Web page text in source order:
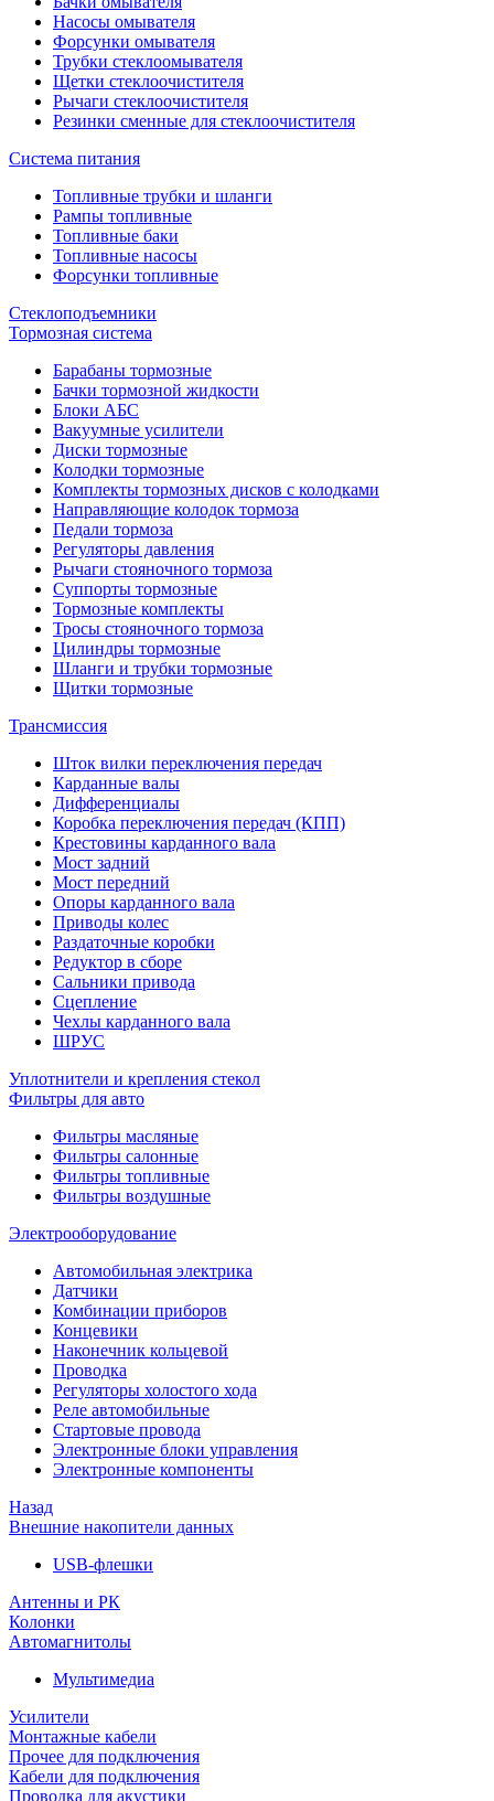
Насосы омывателя
Форсунки омывателя
Трубки стеклоомывателя
Щетки стеклоочистителя
Рычаги стеклоочистителя
Резинки сменные для стеклоочистителя
Система питания
Топливные трубки и шланги
Рампы топливные
Топливные баки
Топливные насосы
Форсунки топливные
Стеклоподъемники
Тормозная система
Барабаны тормозные
Бачки тормозной жидкости
Блоки АБС
Вакуумные усилители
Диски тормозные
Колодки тормозные
Комплекты тормозных дисков с колодками
Направляющие колодок тормоза
Педали тормоза
Регуляторы давления
Рычаги стояночного тормоза
Суппорты тормозные
Тормозные комплекты
Тросы стояночного тормоза
Цилиндры тормозные
Шланги и трубки тормозные
Щитки тормозные
Трансмиссия
Шток вилки переключения передач
Карданные валы
Дифференциалы
Коробка переключения передач (КПП)
Крестовины карданного вала
Мост задний
Мост передний
Опоры карданного вала
Приводы колес
Раздаточные коробки
Редуктор в сборе
Сальники привода
Сцепление
Чехлы карданного вала
ШРУС
Уплотнители и крепления стекол
Фильтры для авто
Фильтры масляные
Фильтры салонные
Фильтры топливные
Фильтры воздушные
Электрооборудование
Автомобильная электрика
Датчики
Комбинации приборов
Концевики
Наконечник кольцевой
Проводка
Регуляторы холостого хода
Реле автомобильные
Стартовые провода
Электронные блоки управления
Электронные компоненты
Назад
Внешние накопители данных
USB-флешки
Антенны и РК
Колонки
Автомагнитолы
Мультимедиа
Усилители
Монтажные кабели
Прочее для подключения
Кабели для подключения
Проводка для акустики